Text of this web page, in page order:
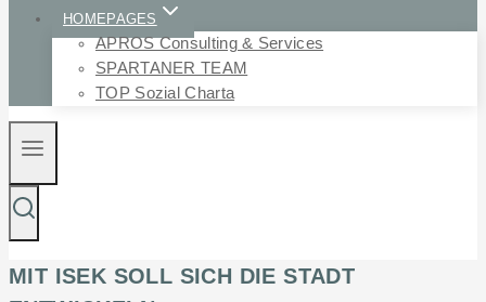
HOMEPAGES
APROS Consulting & Services
SPARTANER TEAM
TOP Sozial Charta
MIT ISEK SOLL SICH DIE STADT